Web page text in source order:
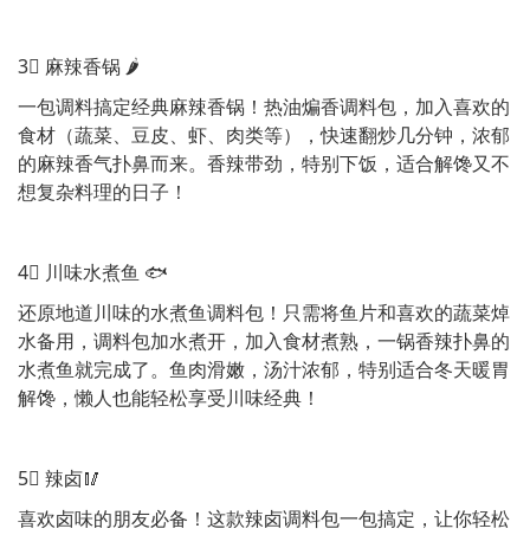
3⃣️ 麻辣香锅 🌶️
一包调料搞定经典麻辣香锅！热油煸香调料包，加入喜欢的
食材（蔬菜、豆皮、虾、肉类等），快速翻炒几分钟，浓郁
的麻辣香气扑鼻而来。香辣带劲，特别下饭，适合解馋又不
想复杂料理的日子！
4⃣️ 川味水煮鱼 🐟
还原地道川味的水煮鱼调料包！只需将鱼片和喜欢的蔬菜焯
水备用，调料包加水煮开，加入食材煮熟，一锅香辣扑鼻的
水煮鱼就完成了。鱼肉滑嫩，汤汁浓郁，特别适合冬天暖胃
解馋，懒人也能轻松享受川味经典！
5⃣️ 辣卤🥢
喜欢卤味的朋友必备！这款辣卤调料包一包搞定，让你轻松